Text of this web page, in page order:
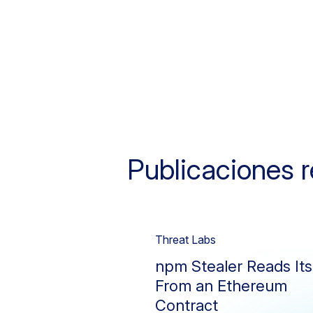
Publicaciones
Threat Labs
npm Stealer Reads
From an Ethereum
Contract